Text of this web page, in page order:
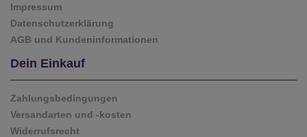
Impressum
Datenschutzerklärung
AGB und Kundeninformationen
Dein Einkauf
Zahlungsbedingungen
Versandarten und -kosten
Widerrufsrecht